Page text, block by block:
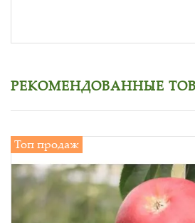
РЕКОМЕНДОВАННЫЕ
Топ продаж